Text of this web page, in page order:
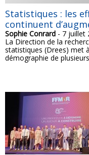
Statistiques : les
continuent
Sophie Conrard - 7 juillet
La Direction de la
statistiques (Drees) met
démographie de